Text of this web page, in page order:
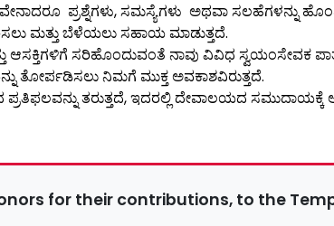
ಪ್ರಶ್ನೆಗಳು, ಸಮಸ್ಯೆಗಳು ಅಥವಾ
ಮತ್ತು ಬೆಳೆಯಲು ಸಹಾಯ ಮಾಡುತ್ತದೆ.
ಆಸಕ್ತಿಗಳಿಗೆ ಸರಿಹೊಂದುವಂತೆ ನಾವು ವಿವಿಧ ಸ್ವಯಂಸೇವಕ
ತೋರ್ಪಡಿಸಲು ನಿಮಗೆ ಮುಕ್ತ ಅವಕಾಶವಿರುತ್ತದೆ.
ತರುತ್ತದೆ, ಇದರಲ್ಲಿ ದೇವಾಲಯದ
for their contributions, to the